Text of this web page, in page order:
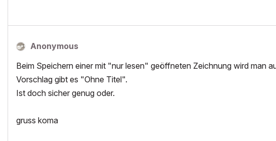
Anonymous
Beim Speichern einer mit "nur lesen" geöffneten Zeichnung wird man
Vorschlag gibt es "Ohne Titel".
Ist doch sicher genug oder.
gruss koma